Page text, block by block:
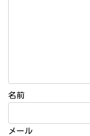
名前
メール